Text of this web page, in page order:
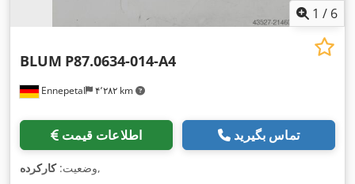
1 / 6
Ennepetal ۴٬۲۸۲ km
BLUM P87.0634-014-A4
اطلاعات قیمت تماس بگیرید
وضعیت:کارکرده ,